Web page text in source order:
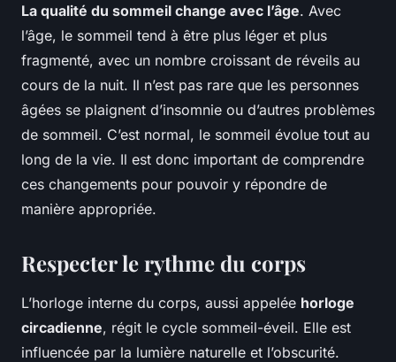
La qualité du sommeil change avec l’âge. Avec
l’âge, le sommeil tend à être plus léger et plus
fragmenté, avec un nombre croissant de réveils au
cours de la nuit. Il n’est pas rare que les personnes
âgées se plaignent d’insomnie ou d’autres problèmes
de sommeil. C’est normal, le sommeil évolue tout au
long de la vie. Il est donc important de comprendre
ces changements pour pouvoir y répondre de
manière appropriée.
Respecter le rythme du corps
L’horloge interne du corps, aussi appelée horloge
circadienne, régit le cycle sommeil-éveil. Elle est
influencée par la lumière naturelle et l’obscurité.